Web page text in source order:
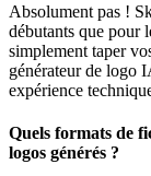
Absolument pas !
débutants que pour
simplement taper
générateur de logo
expérience
Quels formats de
logos générés ?